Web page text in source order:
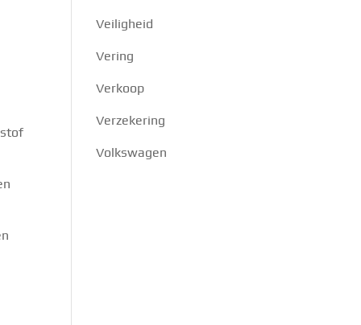
Veiligheid
Vering
Verkoop
Verzekering
Volkswagen